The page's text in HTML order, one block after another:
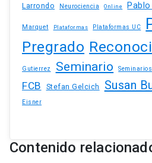
Larrondo
Neurociencia Online
Marquet Plataformas Plataformas UC
Pregrado
Gutierrez Seminario Seminarios
FCB
Stefan Gelcich Susan
Eisner
Contenido